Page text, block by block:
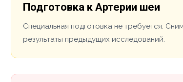
Подготовка к Артерии шеи
Специальная подготовка не требуется.
результаты предыдущих исследований.